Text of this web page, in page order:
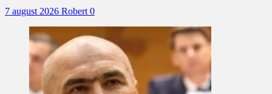
7 august 2026 Robert 0